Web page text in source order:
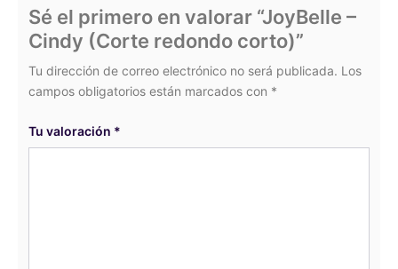
Sé el primero en valorar “JoyBelle –
Cindy (Corte redondo corto)”
Tu dirección de correo electrónico no será publicada. Los
campos obligatorios están marcados con *
Tu valoración *